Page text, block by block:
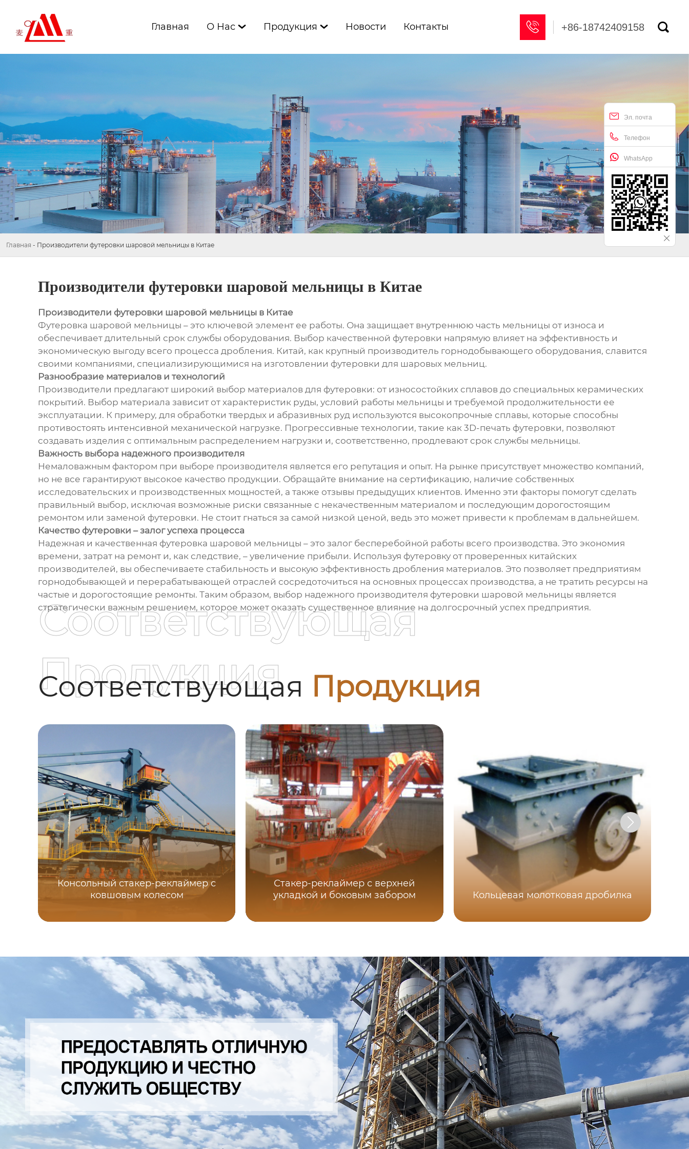
Главная О Нас  Продукция  Новости Контакты  +86-18742409158 
Эл. почта
Телефон
WhatsApp
Главная - Производители футеровки шаровой мельницы в Китае
Производители футеровки шаровой мельницы в Китае
Производители футеровки шаровой мельницы в Китае
Футеровка шаровой мельницы – это ключевой элемент ее работы. Она защищает внутреннюю часть мельницы от износа и
обеспечивает длительный срок службы оборудования. Выбор качественной футеровки напрямую влияет на эффективность и
экономическую выгоду всего процесса дробления. Китай, как крупный производитель горнодобывающего оборудования, славится
своими компаниями, специализирующимися на изготовлении футеровки для шаровых мельниц.
Разнообразие материалов и технологий
Производители предлагают широкий выбор материалов для футеровки: от износостойких сплавов до специальных керамических
покрытий. Выбор материала зависит от характеристик руды, условий работы мельницы и требуемой продолжительности ее
эксплуатации. К примеру, для обработки твердых и абразивных руд используются высокопрочные сплавы, которые способны
противостоять интенсивной механической нагрузке. Прогрессивные технологии, такие как 3D-печать футеровки, позволяют
создавать изделия с оптимальным распределением нагрузки и, соответственно, продлевают срок службы мельницы.
Важность выбора надежного производителя
Немаловажным фактором при выборе производителя является его репутация и опыт. На рынке присутствует множество компаний,
но не все гарантируют высокое качество продукции. Обращайте внимание на сертификацию, наличие собственных
исследовательских и производственных мощностей, а также отзывы предыдущих клиентов. Именно эти факторы помогут сделать
правильный выбор, исключая возможные риски связанные с некачественным материалом и последующим дорогостоящим
ремонтом или заменой футеровки. Не стоит гнаться за самой низкой ценой, ведь это может привести к проблемам в дальнейшем.
Качество футеровки – залог успеха процесса
Надежная и качественная футеровка шаровой мельницы – это залог бесперебойной работы всего производства. Это экономия
времени, затрат на ремонт и, как следствие, – увеличение прибыли. Используя футеровку от проверенных китайских
производителей, вы обеспечиваете стабильность и высокую эффективность дробления материалов. Это позволяет предприятиям
горнодобывающей и перерабатывающей отраслей сосредоточиться на основных процессах производства, а не тратить ресурсы на
частые и дорогостоящие ремонты. Таким образом, выбор надежного производителя футеровки шаровой мельницы является
стратегически важным решением, которое может оказать существенное влияние на долгосрочный успех предприятия.
Соответствующая Продукция
Соответствующая
Продукция
Консольный стакер-реклаймер с
ковшовым колесом
Стакер-реклаймер с верхней
укладкой и боковым забором
Кольцевая молотковая дробилка